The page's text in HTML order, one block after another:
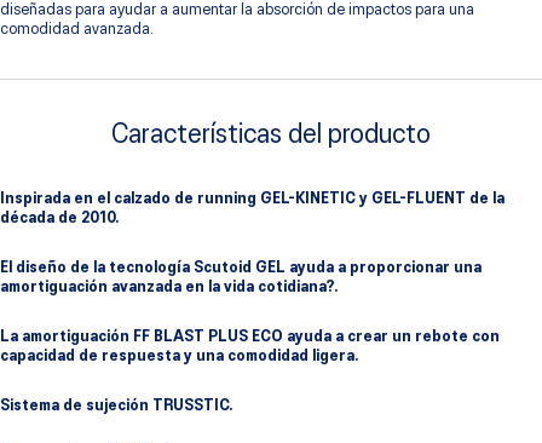
diseñadas para ayudar a aumentar la absorción de impactos para una
comodidad avanzada.
Características del producto
Inspirada en el calzado de running GEL-KINETIC y GEL-FLUENT de la
década de 2010.
El diseño de la tecnología Scutoid GEL ayuda a proporcionar una
amortiguación avanzada en la vida cotidiana?.
La amortiguación FF BLAST PLUS ECO ayuda a crear un rebote con
capacidad de respuesta y una comodidad ligera.
Sistema de sujeción TRUSSTIC.